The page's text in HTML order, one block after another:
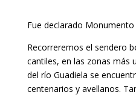
Fue declarado
Recorreremos el sendero
cantiles, en las zonas más
del río Guadiela se
centenarios y avellanos.